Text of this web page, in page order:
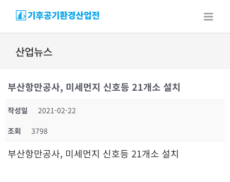
content
산업뉴스
부산항만공사, 미세먼지 신호등 21개소 설치
작성일
2021-02-22
조회
3798
부산항만공사, 미세먼지 신호등 21개소 설치